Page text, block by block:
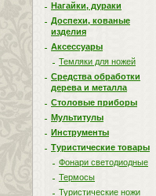
Нагайки, дураки
Доспехи, кованые
изделия
Аксессуары
Темляки для ножей
Средства обработки
дерева и металла
Столовые приборы
Мультитулы
Инструменты
Туристические товары
Фонари светодиодные
Термосы
Туристические ножи